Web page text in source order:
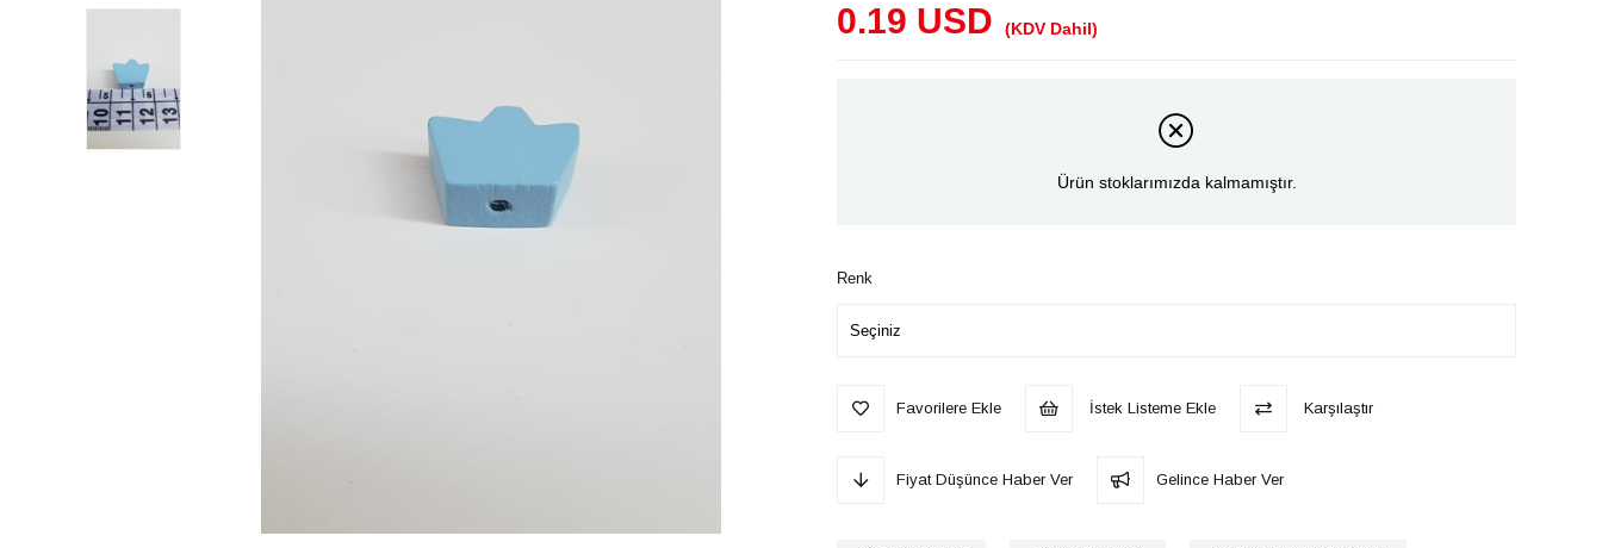
0.19 USD (KDV Dahil)
Ürün stoklarımızda kalmamıştır.
Renk
Favorilere Ekle İstek Listeme Ekle Karşılaştır
Fiyat Düşünce Haber Ver Gelince Haber Ver